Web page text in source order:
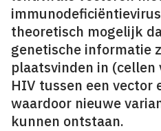
theoretisch mogelijk
genetische informatie
plaatsvinden in (cellen
HIV tussen een vector
waardoor nieuwe
kunnen ontstaan.